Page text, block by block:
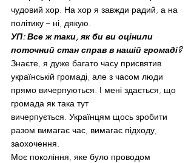
чудовий хор. На хор я завжди радий, а на
політику – ні, дякую.
УП: Все ж таки, як би ви оцінили
поточний стан справ в нашій громаді?
Знаєте, я дуже багато часу присвятив
українській громаді, але з часом люди
прямо вичерпуються. І мені здається, що
громада як така тут
вичерпується. Українцям щось зробити
разом вимагає час, вимагає підходу,
заохочення.
Моє покоління, яке було проводом